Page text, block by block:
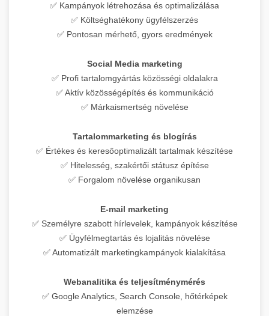
✅ Kampányok létrehozása és optimalizálása
✅ Költséghatékony ügyfélszerzés
✅ Pontosan mérhető, gyors eredmények
Social Media marketing
✅ Profi tartalomgyártás közösségi oldalakra
✅ Aktív közösségépítés és kommunikáció
✅ Márkaismertség növelése
Tartalommarketing és blogírás
✅ Értékes és keresőoptimalizált tartalmak készítése
✅ Hitelesség, szakértői státusz építése
✅ Forgalom növelése organikusan
E-mail marketing
✅ Személyre szabott hírlevelek, kampányok készítése
✅ Ügyfélmegtartás és lojalitás növelése
✅ Automatizált marketingkampányok kialakítása
Webanalitika és teljesítménymérés
✅ Google Analytics, Search Console, hőtérképek
elemzése